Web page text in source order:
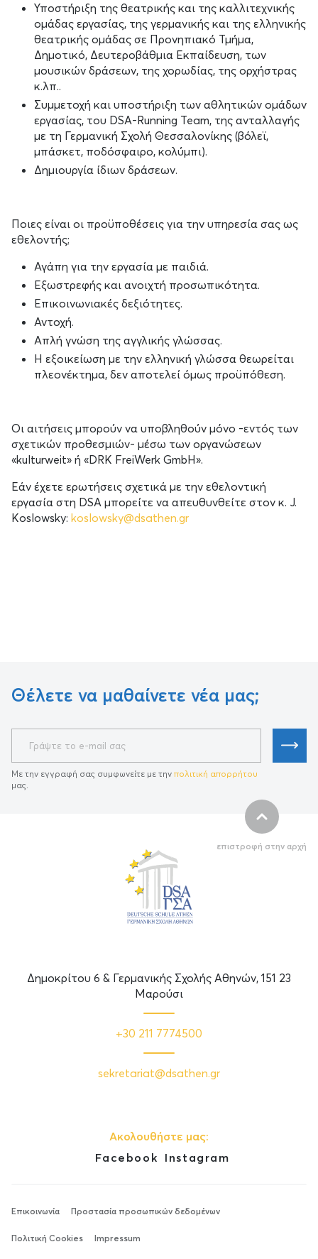
Υποστήριξη της θεατρικής και της καλλιτεχνικής
ομάδας εργασίας, της γερμανικής και της ελληνικής
θεατρικής ομάδας σε Προνηπιακό Τμήμα,
Δημοτικό, Δευτεροβάθμια Εκπαίδευση, των
μουσικών δράσεων, της χορωδίας, της ορχήστρας
κ.λπ..
Συμμετοχή και υποστήριξη των αθλητικών ομάδων
εργασίας, του DSA-Running Team, της ανταλλαγής
με τη Γερμανική Σχολή Θεσσαλονίκης (βόλεϊ,
μπάσκετ, ποδόσφαιρο, κολύμπι).
Δημιουργία ίδιων δράσεων.
Ποιες είναι οι προϋποθέσεις για την υπηρεσία σας ως
εθελοντής;
Αγάπη για την εργασία με παιδιά.
Εξωστρεφής και ανοιχτή προσωπικότητα.
Επικοινωνιακές δεξιότητες.
Αντοχή.
Απλή γνώση της αγγλικής γλώσσας.
Η εξοικείωση με την ελληνική γλώσσα θεωρείται
πλεονέκτημα, δεν αποτελεί όμως προϋπόθεση.
Οι αιτήσεις μπορούν να υποβληθούν μόνο -εντός των
σχετικών προθεσμιών- μέσω των οργανώσεων
«kulturweit» ή «DRK FreiWerk GmbH».
Εάν έχετε ερωτήσεις σχετικά με την εθελοντική
εργασία στη DSA μπορείτε να απευθυνθείτε στον κ. J.
Koslowsky: koslowsky@dsathen.gr
Θέλετε να μαθαίνετε νέα μας;
Με την εγγραφή σας συμφωνείτε με την πολιτική απορρήτου
μας.
επιστροφή στην αρχή
Δημοκρίτου 6 & Γερμανικής Σχολής Αθηνών, 151 23
Μαρούσι
+30 211 7774500
sekretariat@dsathen.gr
Ακολουθήστε μας:
Facebook Instagram
Επικοινωνία Προστασία προσωπικών δεδομένων
Πολιτική Cookies Impressum